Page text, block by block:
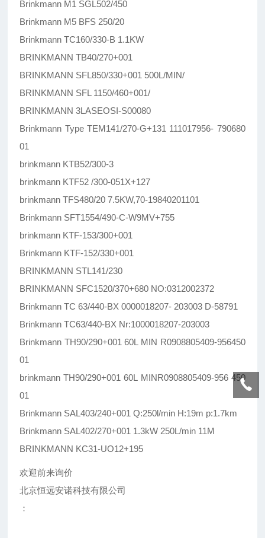
Brinkmann M1 SGL502/450
Brinkmann M5 BFS 250/20
Brinkmann TC160/330-B 1.1KW
BRINKMANN TB40/270+001
BRINKMANN SFL850/330+001 500L/MIN/
BRINKMANN SFL 1150/460+001/
BRINKMANN 3LASEOSI-S00080
Brinkmann Type TEM141/270-G+131 111017956- 790680
01
brinkmann KTB52/300-3
brinkmann KTF52 /300-051X+127
brinkmann TFS480/20 7.5KW,70-19840201101
Brinkmann SFT1554/490-C-W9MV+755
brinkmann KTF-153/300+001
Brinkmann KTF-152/330+001
BRINKMANN STL141/230
BRINKMANN SFC1520/370+680 NO:0312002372
Brinkmann TC 63/440-BX 0000018207- 203003 D-58791
Brinkmann TC63/440-BX Nr:1000018207-203003
Brinkmann TH90/290+001 60L MIN R0908805409-956450
01
brinkmann TH90/290+001 60L MINR0908805409-956 450
01
Brinkmann SAL403/240+001 Q:250l/min H:19m p:1.7km
Brinkmann SAL402/270+001 1.3kW 250L/min 11M
BRINKMANN KC31-UO12+195
欢迎前来询价
北京恒远安诺科技有限公司
：